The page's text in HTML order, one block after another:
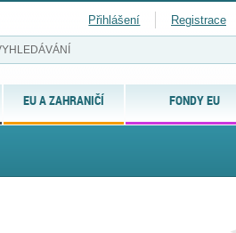
EU A ZAHRANIČÍ FONDY EU
Přihlášení Registrace